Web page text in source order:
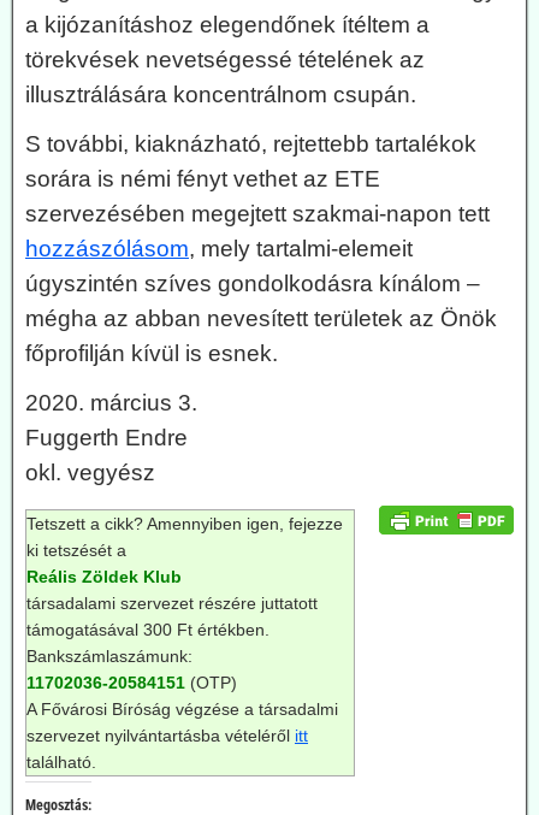
a kijózanításhoz elegendőnek ítéltem a
törekvések nevetségessé tételének az
illusztrálására koncentrálnom csupán.
S további, kiaknázható, rejtettebb tartalékok
sorára is némi fényt vethet az ETE
szervezésében megejtett szakmai-napon tett
hozzászólásom, mely tartalmi-elemeit
úgyszintén szíves gondolkodásra kínálom –
mégha az abban nevesített területek az Önök
főprofilján kívül is esnek.
2020. március 3.
Fuggerth Endre
okl. vegyész
Tetszett a cikk? Amennyiben igen, fejezze
ki tetszését a
Reális Zöldek Klub
társadalami szervezet részére juttatott
támogatásával 300 Ft értékben.
Bankszámlaszámunk:
11702036-20584151 (OTP)
A Fővárosi Bíróság végzése a társadalmi
szervezet nyilvántartásba vételéről itt
található.
Megosztás: